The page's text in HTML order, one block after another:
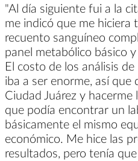
"Al día siguiente fui a la
me indicó que me hiciera
recuento sanguíneo
panel metabólico básico
El costo de los análisis
iba a ser enorme, así
Ciudad Juárez y
que podía encontrar un
básicamente el mismo
económico. Me hice las
resultados, pero tenía